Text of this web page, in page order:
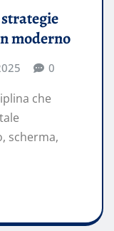
moderno
0
che
scherma,